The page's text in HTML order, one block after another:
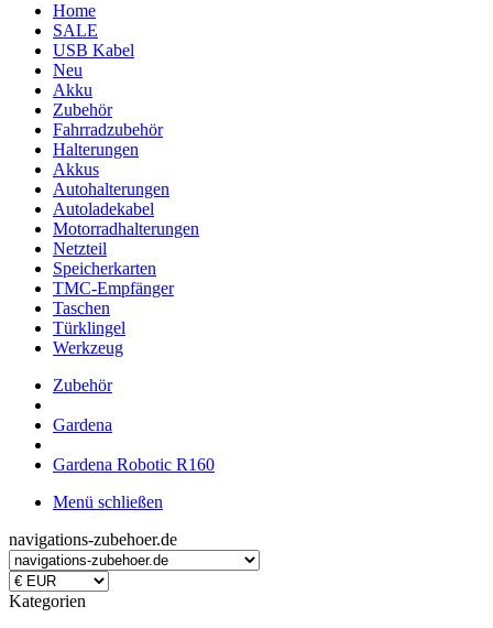
Home
SALE
USB Kabel
Neu
Akku
Zubehör
Fahrradzubehör
Halterungen
Akkus
Autohalterungen
Autoladekabel
Motorradhalterungen
Netzteil
Speicherkarten
TMC-Empfänger
Taschen
Türklingel
Werkzeug
Zubehör
Gardena
Gardena Robotic R160
Menü schließen
navigations-zubehoer.de
Kategorien